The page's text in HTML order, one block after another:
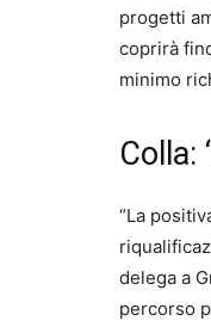
progetti
coprirà
minimo
Colla:
“La
delega a
percorso